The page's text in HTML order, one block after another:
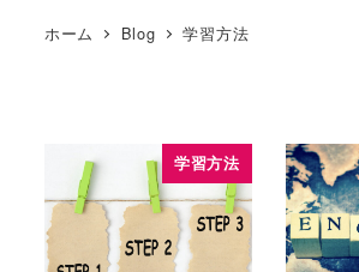
ホーム Blog 学習方法
学習方法